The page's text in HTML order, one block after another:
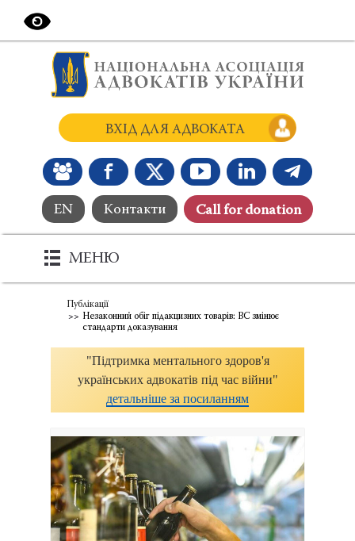
EN Контакти Сall for donation
ВХІД ДЛЯ АДВОКАТА
МЕНЮ
Публікації
Незаконний обіг підакцизних товарів: ВС змінює
стандарти доказування
"Підтримка ментального здоров'я
українських адвокатів під час війни"
детальніше за посиланням